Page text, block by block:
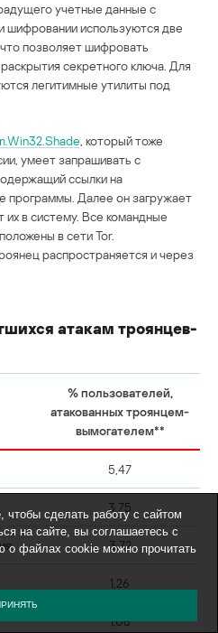
учетные данные с
шифровании используются две
позволяет шифровать
секретного ключа. Для
легитимные утилиты под
, который тоже
умеет запрашивать с
ссылки на
программы. Далее он загружает
их в систему. Все командные
в сети Tor.
распространяется и через
атакам троянцев-
% пользователей,
атакованных троянцем-
вымогателем**
5,47
3,75
3,72
1,26
1,08
сделать работу с сайтом
на сайте, вы соглашаетесь с
файлах cookie можно прочитать